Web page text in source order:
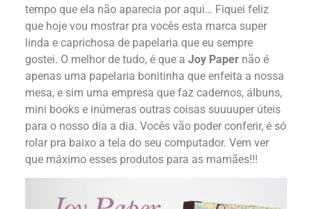
tempo que ela não aparecia por aqui… Fiquei feliz
que hoje vou mostrar pra vocês esta marca super
linda e caprichosa de papelaria que eu sempre
gostei. O melhor de tudo, é que a Joy Paper não é
apenas uma papelaria bonitinha que enfeita a nossa
mesa, e sim uma empresa que faz cadernos, álbuns,
mini books e inúmeras outras coisas suuuuper úteis
para o nosso dia a dia. Vocês vão poder conferir, é só
rolar pra baixo a tela do seu computador. Vem ver
que máximo esses produtos para as mamães!!!